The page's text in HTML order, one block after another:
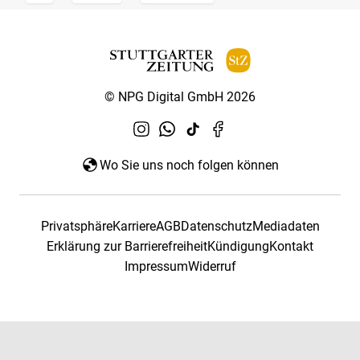
© NPG Digital GmbH 2026
Wo Sie uns noch folgen können
PrivatsphäreKarriereAGBDatenschutzMediadaten
Erklärung zur BarrierefreiheitKündigungKontakt
ImpressumWiderruf